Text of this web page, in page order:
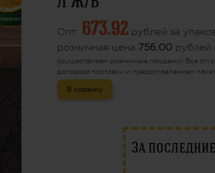
Опт: 673.92 рублей за
розничная цена 756.00 рублей
осуществляем розничные продажи! Все
договора поставки и предоставлением
В корзину
За последние